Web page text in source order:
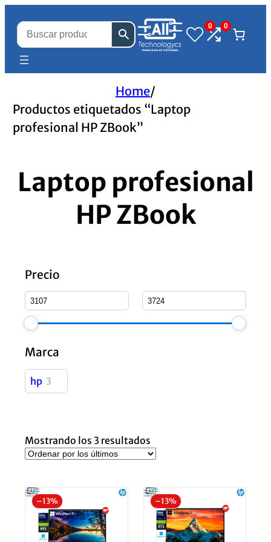
0 0
Home/
Productos etiquetados “Laptop
profesional HP ZBook”
Laptop profesional
HP ZBook
Precio
Marca
hp 3
Mostrando los 3 resultados
por
–13% –13%